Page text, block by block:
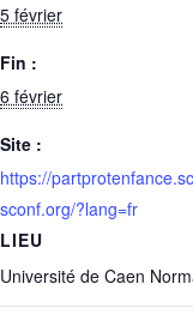
5 février
Fin :
6 février
Site :
https://
sconf.org/?lang=fr
LIEU
Université de Caen